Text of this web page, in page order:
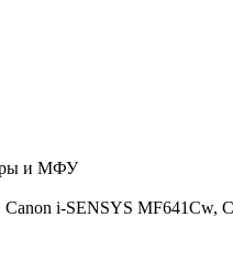
и МФУ
Canon i-SENSYS MF641Cw,